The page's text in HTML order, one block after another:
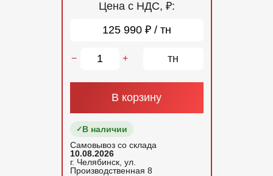
Цена с НДС, ₽:
125 990 ₽ / тн
− + тн
В корзину
В наличии
Самовывоз со склада
10.08.2026
г. Челябинск, ул.
Производственная 8